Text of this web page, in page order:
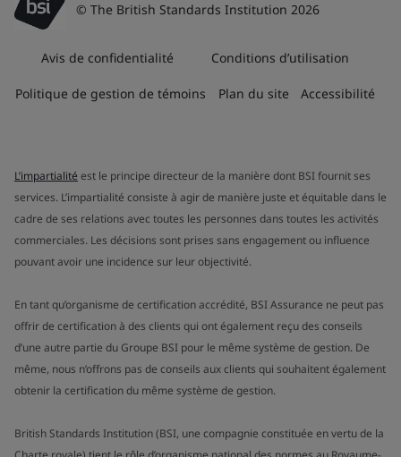
© The British Standards Institution 2026
Avis de confidentialité Conditions d’utilisation
Politique de gestion de témoins Plan du site Accessibilité
L’impartialité est le principe directeur de la manière dont BSI fournit ses
services. L’impartialité consiste à agir de manière juste et équitable dans le
cadre de ses relations avec toutes les personnes dans toutes les activités
commerciales. Les décisions sont prises sans engagement ou influence
pouvant avoir une incidence sur leur objectivité.
En tant qu’organisme de certification accrédité, BSI Assurance ne peut pas
offrir de certification à des clients qui ont également reçu des conseils
d’une autre partie du Groupe BSI pour le même système de gestion. De
même, nous n’offrons pas de conseils aux clients qui souhaitent également
obtenir la certification du même système de gestion.
British Standards Institution (BSI, une compagnie constituée en vertu de la